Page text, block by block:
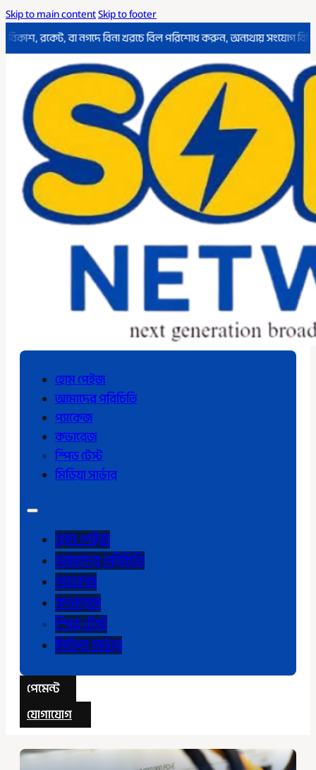
Skip to main contentSkip to footer
মধ্যে বিকাশ, রকেট, বা নগদে বিনা খরচে বিল পরিশোধ করুন, অন্যথায়
হোম পেইজ
আমাদের পরিচিতি
প্যাকেজ
কভারেজ
স্পিড টেস্ট
মিডিয়া সার্ভার
হোম পেইজ
আমাদের পরিচিতি
প্যাকেজ
কভারেজ
স্পিড টেস্ট
মিডিয়া সার্ভার
পেমেন্ট
যোগাযোগ